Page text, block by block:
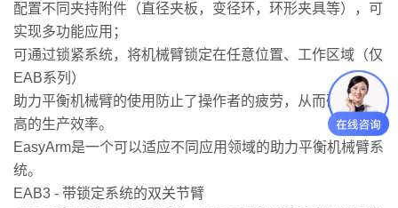
配置不同夹持附件（直径夹板，变径环，环形夹具等），可
实现多功能应用；
可通过锁紧系统，将机械臂锁定在任意位置、工作区域（仅
EAB系列）
助力平衡机械臂的使用防止了操作者的疲劳，从而确保了更
高的生产效率。
EasyArm是一个可以适应不同应用领域的助力平衡机械臂系
统。
EAB3 - 带锁定系统的双关节臂